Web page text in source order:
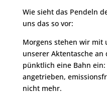
Wie sieht das Pendeln
uns das so vor:
Morgens stehen wir mit
unserer Aktentaschean
pünktlich eine Bahn
angetrieben,
nicht mehr.